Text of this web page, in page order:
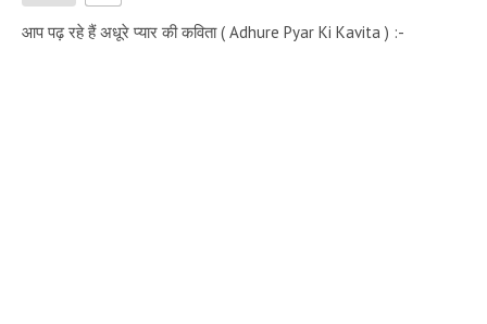
आप पढ़ रहे हैं अधूरे प्यार की कविता ( Adhure Pyar Ki Kavita ) :-